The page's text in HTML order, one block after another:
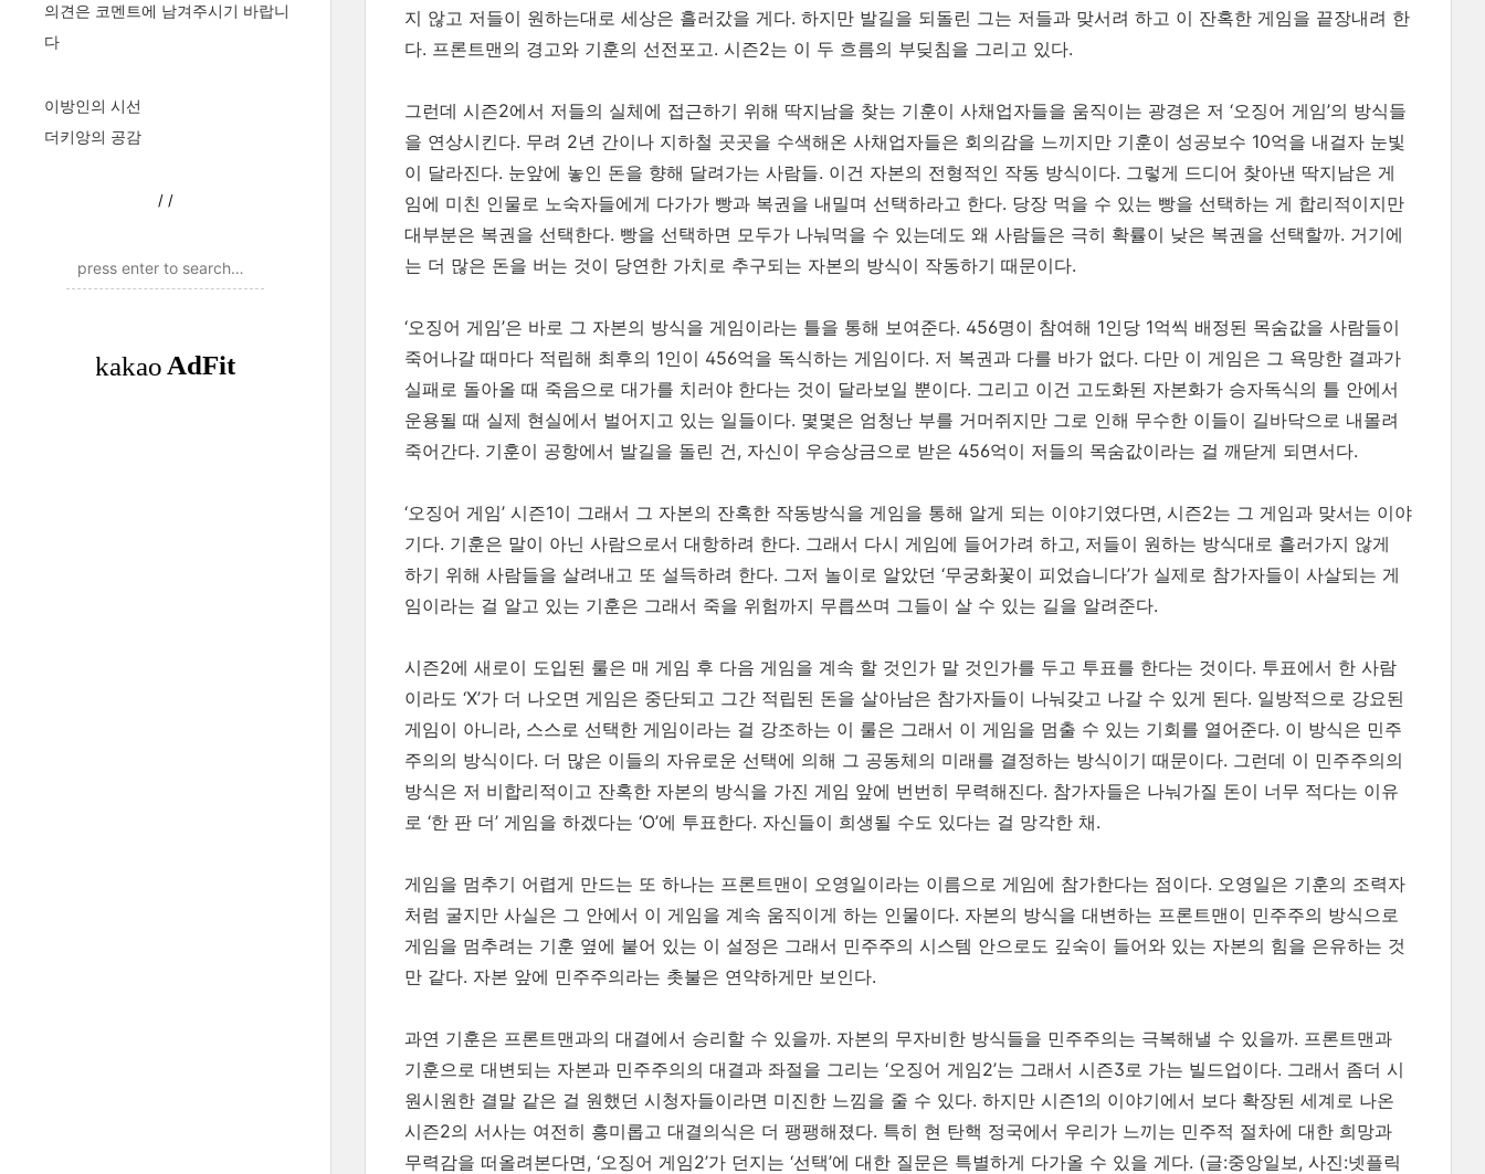
의견은 코멘트에 남겨주시기 바랍니
다
이방인의 시선
더키앙의 공감
/ /
지 않고 저들이 원하는대로 세상은 흘러갔을 게다. 하지만 발길을 되돌린 그는 저들과 맞서려 하고 이 잔혹한 게임을 끝장내려 한
다. 프론트맨의 경고와 기훈의 선전포고. 시즌2는 이 두 흐름의 부딪침을 그리고 있다.
그런데 시즌2에서 저들의 실체에 접근하기 위해 딱지남을 찾는 기훈이 사채업자들을 움직이는 광경은 저 ‘오징어 게임’의 방식들
을 연상시킨다. 무려 2년 간이나 지하철 곳곳을 수색해온 사채업자들은 회의감을 느끼지만 기훈이 성공보수 10억을 내걸자 눈빛
이 달라진다. 눈앞에 놓인 돈을 향해 달려가는 사람들. 이건 자본의 전형적인 작동 방식이다. 그렇게 드디어 찾아낸 딱지남은 게
임에 미친 인물로 노숙자들에게 다가가 빵과 복권을 내밀며 선택하라고 한다. 당장 먹을 수 있는 빵을 선택하는 게 합리적이지만
대부분은 복권을 선택한다. 빵을 선택하면 모두가 나눠먹을 수 있는데도 왜 사람들은 극히 확률이 낮은 복권을 선택할까. 거기에
는 더 많은 돈을 버는 것이 당연한 가치로 추구되는 자본의 방식이 작동하기 때문이다.
‘오징어 게임’은 바로 그 자본의 방식을 게임이라는 틀을 통해 보여준다. 456명이 참여해 1인당 1억씩 배정된 목숨값을 사람들이
죽어나갈 때마다 적립해 최후의 1인이 456억을 독식하는 게임이다. 저 복권과 다를 바가 없다. 다만 이 게임은 그 욕망한 결과가
실패로 돌아올 때 죽음으로 대가를 치러야 한다는 것이 달라보일 뿐이다. 그리고 이건 고도화된 자본화가 승자독식의 틀 안에서
운용될 때 실제 현실에서 벌어지고 있는 일들이다. 몇몇은 엄청난 부를 거머쥐지만 그로 인해 무수한 이들이 길바닥으로 내몰려
죽어간다. 기훈이 공항에서 발길을 돌린 건, 자신이 우승상금으로 받은 456억이 저들의 목숨값이라는 걸 깨닫게 되면서다.
‘오징어 게임’ 시즌1이 그래서 그 자본의 잔혹한 작동방식을 게임을 통해 알게 되는 이야기였다면, 시즌2는 그 게임과 맞서는 이야
기다. 기훈은 말이 아닌 사람으로서 대항하려 한다. 그래서 다시 게임에 들어가려 하고, 저들이 원하는 방식대로 흘러가지 않게
하기 위해 사람들을 살려내고 또 설득하려 한다. 그저 놀이로 알았던 ‘무궁화꽃이 피었습니다’가 실제로 참가자들이 사살되는 게
임이라는 걸 알고 있는 기훈은 그래서 죽을 위험까지 무릅쓰며 그들이 살 수 있는 길을 알려준다.
시즌2에 새로이 도입된 룰은 매 게임 후 다음 게임을 계속 할 것인가 말 것인가를 두고 투표를 한다는 것이다. 투표에서 한 사람
이라도 ‘X’가 더 나오면 게임은 중단되고 그간 적립된 돈을 살아남은 참가자들이 나눠갖고 나갈 수 있게 된다. 일방적으로 강요된
게임이 아니라, 스스로 선택한 게임이라는 걸 강조하는 이 룰은 그래서 이 게임을 멈출 수 있는 기회를 열어준다. 이 방식은 민주
주의의 방식이다. 더 많은 이들의 자유로운 선택에 의해 그 공동체의 미래를 결정하는 방식이기 때문이다. 그런데 이 민주주의의
방식은 저 비합리적이고 잔혹한 자본의 방식을 가진 게임 앞에 번번히 무력해진다. 참가자들은 나눠가질 돈이 너무 적다는 이유
로 ‘한 판 더’ 게임을 하겠다는 ‘O’에 투표한다. 자신들이 희생될 수도 있다는 걸 망각한 채.
게임을 멈추기 어렵게 만드는 또 하나는 프론트맨이 오영일이라는 이름으로 게임에 참가한다는 점이다. 오영일은 기훈의 조력자
처럼 굴지만 사실은 그 안에서 이 게임을 계속 움직이게 하는 인물이다. 자본의 방식을 대변하는 프론트맨이 민주주의 방식으로
게임을 멈추려는 기훈 옆에 붙어 있는 이 설정은 그래서 민주주의 시스템 안으로도 깊숙이 들어와 있는 자본의 힘을 은유하는 것
만 같다. 자본 앞에 민주주의라는 촛불은 연약하게만 보인다.
과연 기훈은 프론트맨과의 대결에서 승리할 수 있을까. 자본의 무자비한 방식들을 민주주의는 극복해낼 수 있을까. 프론트맨과
기훈으로 대변되는 자본과 민주주의의 대결과 좌절을 그리는 ‘오징어 게임2’는 그래서 시즌3로 가는 빌드업이다. 그래서 좀더 시
원시원한 결말 같은 걸 원했던 시청자들이라면 미진한 느낌을 줄 수 있다. 하지만 시즌1의 이야기에서 보다 확장된 세계로 나온
시즌2의 서사는 여전히 흥미롭고 대결의식은 더 팽팽해졌다. 특히 현 탄핵 정국에서 우리가 느끼는 민주적 절차에 대한 희망과
무력감을 떠올려본다면, ‘오징어 게임2’가 던지는 ‘선택’에 대한 질문은 특별하게 다가올 수 있을 게다. (글:중앙일보, 사진:넷플릭